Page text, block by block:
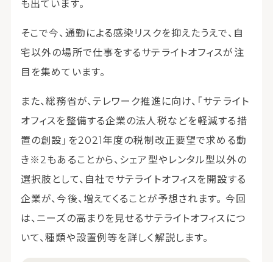
も出ています。
そこで今、通勤による感染リスクを抑えたうえで、自
宅以外の場所で仕事をするサテライトオフィスが注
目を集めています。
また、総務省が、テレワーク推進に向け、「サテライト
オフィスを整備する企業の法人税などを軽減する措
置の創設」を2021年度の税制改正要望で求める動
き※2もあることから、シェア型やレンタル型以外の
選択肢として、自社でサテライトオフィスを開設する
企業が、今後、増えてくることが予想されます。 今回
は、ニーズの高まりを見せるサテライトオフィスにつ
いて、種類や設置例等を詳しく解説します。